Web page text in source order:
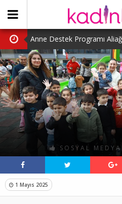
Anne Destek Programı
Türk Halk Oyunları
Kübra Kuş “Kadınlar
Çocuklara Özel
Kübra Engellilere Umut
SOSYAL
1 Mayıs 2025